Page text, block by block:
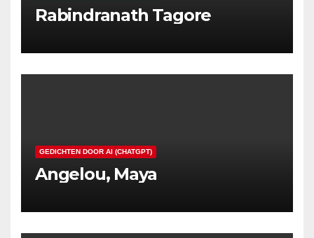
Rabindranath Tagore
GEDICHTEN DOOR AI (CHATGPT)
Angelou, Maya